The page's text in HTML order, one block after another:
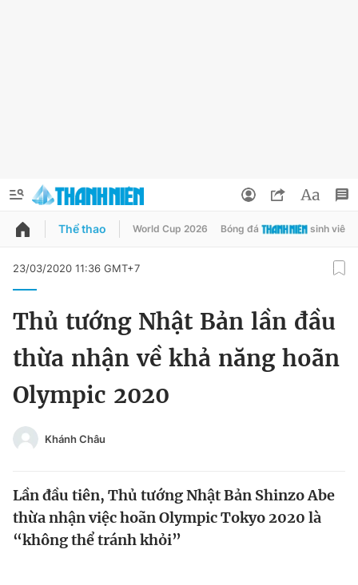
QUẢNG CÁO ĐẶT BÁO
Chào ngày mới
Video Magazine
Đổi mật khẩu
Tin đã lưu
Tin đã xem
Đăng xuất
Thể thao World Cup 2026 Bóng đá sinh viên
23/03/2020 11:36 GMT+7
Thủ tướng Nhật Bản lần đầu
thừa nhận về khả năng hoãn
Olympic 2020
Khánh Châu
Lần đầu tiên, Thủ tướng Nhật Bản Shinzo Abe
thừa nhận việc hoãn Olympic Tokyo 2020 là
“không thể tránh khỏi”